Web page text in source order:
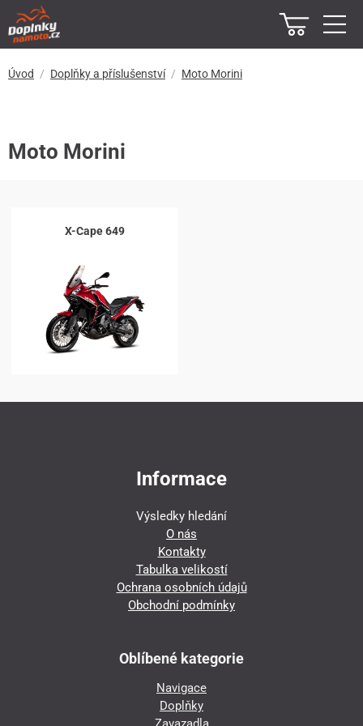
Úvod Doplňky a příslušenství Moto Morini
Moto Morini
X-Cape 649
Informace
Výsledky hledání
O nás
Kontakty
Tabulka velikostí
Ochrana osobních údajů
Obchodní podmínky
Oblíbené kategorie
Navigace
Doplňky